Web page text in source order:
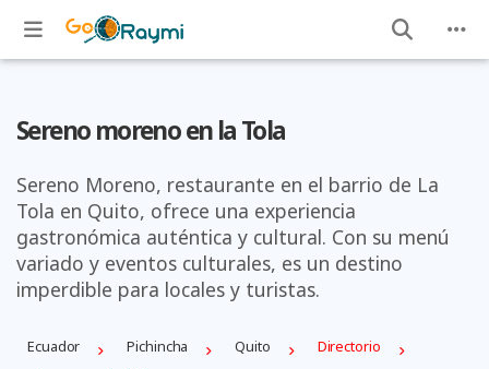
Sereno moreno en la Tola
Sereno Moreno, restaurante en el barrio de La
Tola en Quito, ofrece una experiencia
gastronómica auténtica y cultural. Con su menú
variado y eventos culturales, es un destino
imperdible para locales y turistas.
Ecuador Pichincha Quito
Directorio